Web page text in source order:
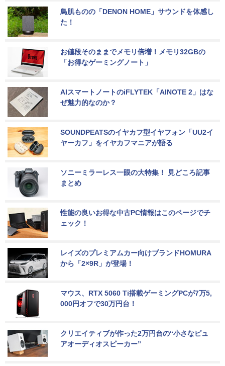
鳥肌ものの「DENON HOME」サウンドを体感し
た！
お値段そのままでメモリ倍増！メモリ32GBの
「お得なゲーミングノート」
AIスマートノートのiFLYTEK「AINOTE 2」はな
ぜ魅力的なのか？
SOUNDPEATSのイヤカフ型イヤフォン「UU2イ
ヤーカフ」をイヤカフマニアが語る
ソニーミラーレス一眼の大特集！ 見どころ記事
まとめ
性能の良いお得な中古PC情報はこのページでチ
ェック！
レイズのプレミアムカー向けブランドHOMURA
から「2×9R」が登場！
マウス、RTX 5060 Ti搭載ゲーミングPCが7万5,
000円オフで30万円台！
クリエイティブが作った2万円台の“小さなピュ
アオーディオスピーカー”